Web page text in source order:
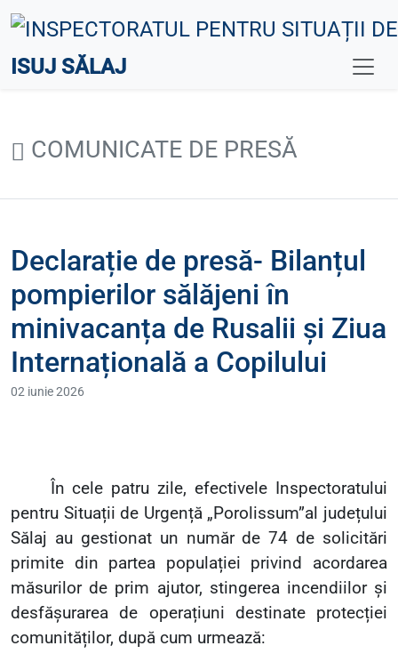
ISUJ SĂLAJ
COMUNICATE DE PRESĂ
Declarație de presă- Bilanțul
pompierilor sălăjeni în
minivacanța de Rusalii și Ziua
Internațională a Copilului
02 iunie 2026
În cele patru zile, efectivele Inspectoratului
pentru Situații de Urgență „Porolissum”al județului
Sălaj au gestionat un număr de 74 de solicitări
primite din partea populației privind acordarea
măsurilor de prim ajutor, stingerea incendiilor și
desfășurarea de operațiuni destinate protecției
comunităților, după cum urmează: